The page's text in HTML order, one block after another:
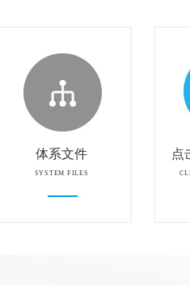
体系文件
SYSTEM FILES
点